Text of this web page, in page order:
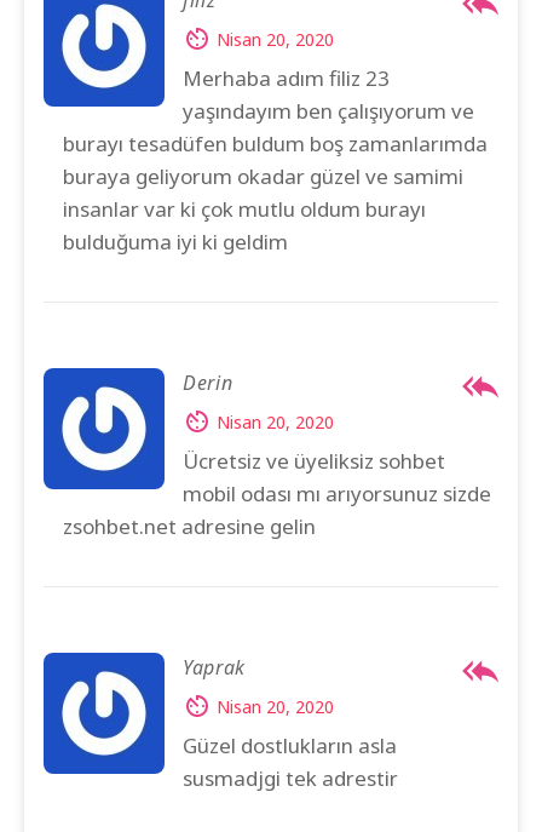
Nisan 20, 2020
Merhaba adım filiz 23
yaşındayım ben çalışıyorum ve
burayı tesadüfen buldum boş zamanlarımda
buraya geliyorum okadar güzel ve samimi
insanlar var ki çok mutlu oldum burayı
bulduğuma iyi ki geldim
Derin
Nisan 20, 2020
Ücretsiz ve üyeliksiz sohbet
mobil odası mı arıyorsunuz sizde
zsohbet.net adresine gelin
Yaprak
Nisan 20, 2020
Güzel dostlukların asla
susmadjgi tek adrestir